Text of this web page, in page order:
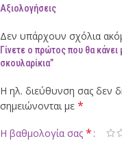
Αξιολογήσεις
Δεν υπάρχουν σχόλια
Γίνετε ο πρώτος που θα κάνει
σκουλαρίκια”
Η ηλ. διεύθυνση σας δεν
σημειώνονται με *
Η βαθμολογία σας *